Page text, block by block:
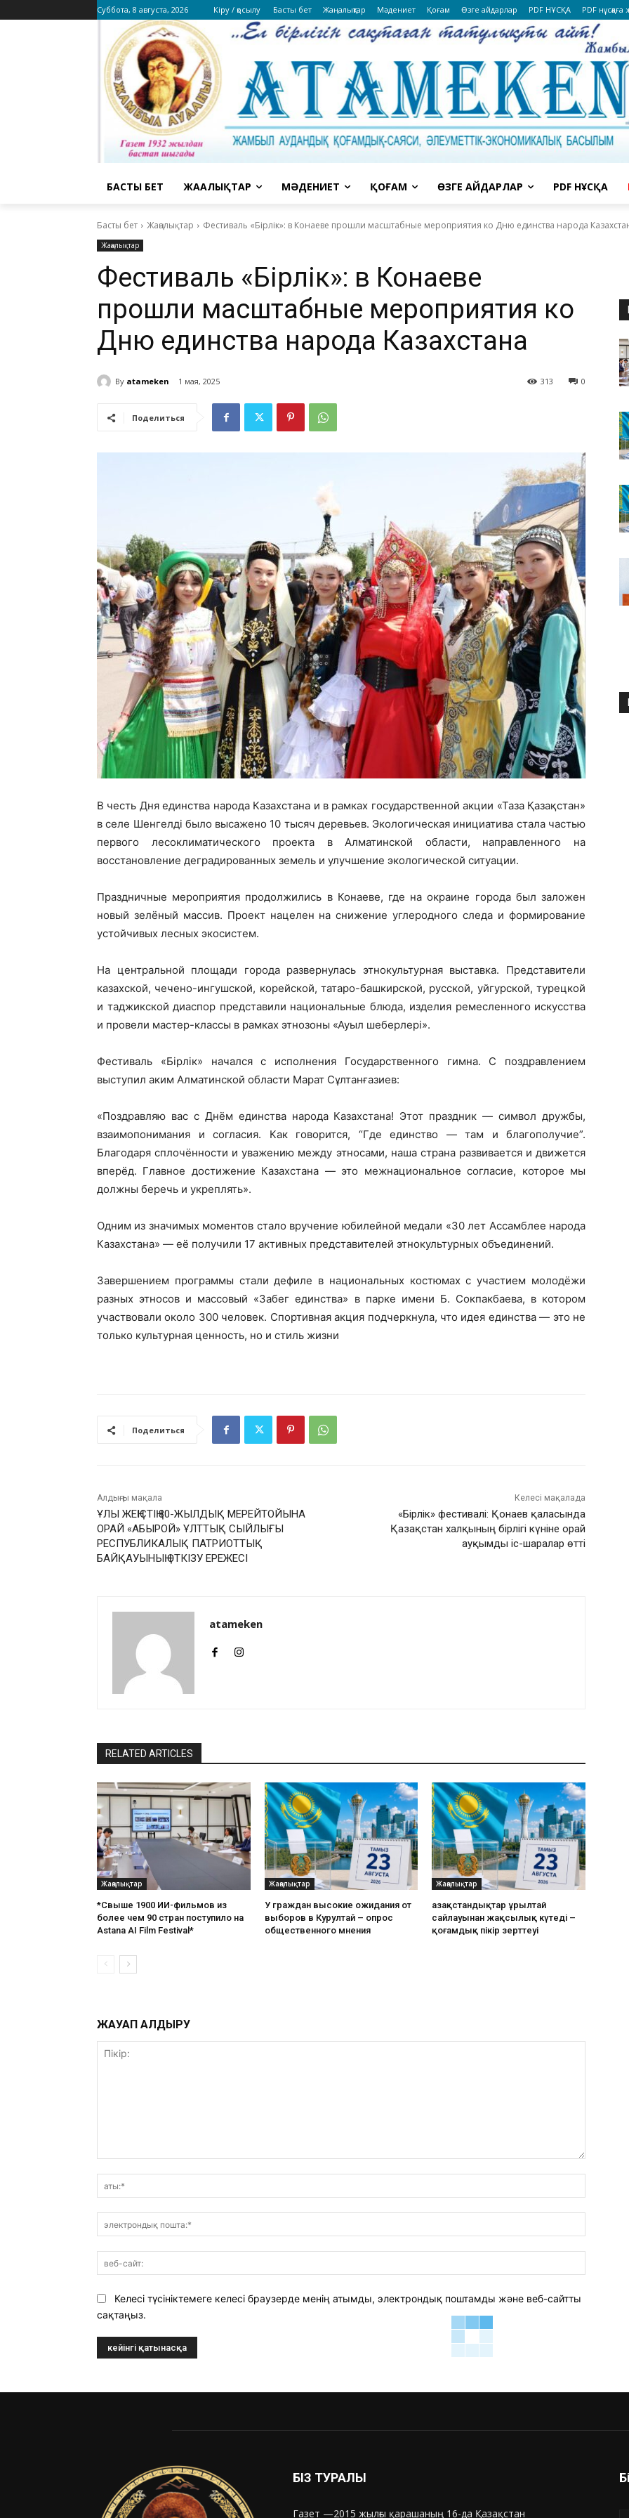
Суббота, 8 августа, 2026 Кіру / қосылу Басты бет Жаңалықтар Мәдениет Қоғам Өзге айдарлар PDF НҰСҚА PDF
БАСТЫ БЕТ ЖАҢАЛЫҚТАР МӘДЕНИЕТ ҚОҒАМ ӨЗГЕ АЙДАРЛАР PDF НҰСҚА
Басты бет Жаңалықтар Фестиваль «Бірлік»: в Конаеве прошли масштабные мероприятия ко Дню единства народа
Жаңалықтар
Фестиваль «Бірлік»: в Конаеве
прошли масштабные мероприятия ко
Дню единства народа Казахстана
By atameken 1 мая, 2025 0
313
Поделиться
В честь Дня единства народа Казахстана и в рамках государственной акции «Таза Қазақстан»
в селе Шенгелді было высажено 10 тысяч деревьев. Экологическая инициатива стала частью
первого лесоклиматического проекта в Алматинской области, направленного на
восстановление деградированных земель и улучшение экологической ситуации.
Праздничные мероприятия продолжились в Конаеве, где на окраине города был заложен
новый зелёный массив. Проект нацелен на снижение углеродного следа и формирование
устойчивых лесных экосистем.
На центральной площади города развернулась этнокультурная выставка. Представители
казахской, чечено-ингушской, корейской, татаро-башкирской, русской, уйгурской, турецкой
и таджикской диаспор представили национальные блюда, изделия ремесленного искусства
и провели мастер-классы в рамках этнозоны «Ауыл шеберлері».
Фестиваль «Бірлік» начался с исполнения Государственного гимна. С поздравлением
выступил аким Алматинской области Марат Сұлтанғазиев:
«Поздравляю вас с Днём единства народа Казахстана! Этот праздник — символ дружбы,
взаимопонимания и согласия. Как говорится, “Где единство — там и благополучие”.
Благодаря сплочённости и уважению между этносами, наша страна развивается и движется
вперёд. Главное достижение Казахстана — это межнациональное согласие, которое мы
должны беречь и укреплять».
Одним из значимых моментов стало вручение юбилейной медали «30 лет Ассамблее народа
Казахстана» — её получили 17 активных представителей этнокультурных объединений.
Завершением программы стали дефиле в национальных костюмах с участием молодёжи
разных этносов и массовый «Забег единства» в парке имени Б. Сокпакбаева, в котором
участвовали около 300 человек. Спортивная акция подчеркнула, что идея единства — это не
только культурная ценность, но и стиль жизни
Поделиться
Алдыңғы мақала
ҰЛЫ ЖЕҢІСТІҢ 80-ЖЫЛДЫҚ МЕРЕЙТОЙЫНА
ОРАЙ «АБЫРОЙ» ҰЛТТЫҚ СЫЙЛЫҒЫ
РЕСПУБЛИКАЛЫҚ ПАТРИОТТЫҚ
БАЙҚАУЫНЫҢ ӨТКІЗУ ЕРЕЖЕСІ
Келесі мақалада
«Бірлік» фестивалі: Қонаев қаласында
Қазақстан халқының бірлігі күніне орай
ауқымды іс-шаралар өтті
atameken
RELATED ARTICLES
Жаңалықтар
*Свыше 1900 ИИ-фильмов из
более чем 90 стран поступило на
Astana AI Film Festival*
Жаңалықтар
У граждан высокие ожидания от
выборов в Курултай – опрос
общественного мнения
Жаңалықтар
Қазақстандықтар Құрылтай
сайлауынан жақсылық күтеді –
қоғамдық пікір зерттеуі
ЖАУАП ҚАЛДЫРУ
пошта:*
сайт:
Келесі түсініктемеге келесі браузерде менің атымды, электрондық поштамды және веб-сайтты
сақтаңыз.
БІЗ ТУРАЛЫ
Газет —2015 жылғы қарашаның 16-да Қазақстан